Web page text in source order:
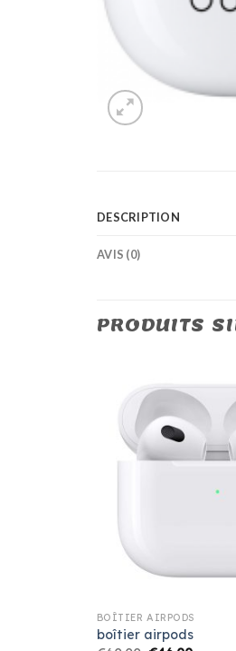
DESCRIPTION
AVIS (0)
PRODUITS
BOÎTIER AIRPODS
boîtier airpods